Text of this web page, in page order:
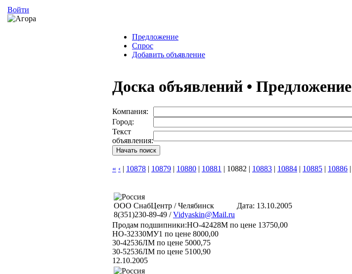
Войти
Предложение
Спрос
Добавить объявление
Доска объявлений • Предложение
Компания:
Город:
Текст
объявления:
« ‹ | 10878 | 10879 | 10880 | 10881 | 10882 | 10883 | 10884 | 10885 | 10886 |
ООО СнабЦентр / Челябинск
8(351)230-89-49 /Vidyaskin@Mail.ru
Дата: 13.10.2005
Продам подшипники:НО-42428М по цене 13750,00
НО-32330МУ1 по цене 8000,00
30-42536ЛМ по цене 5000,75
30-52536ЛМ по цене 5100,90
12.10.2005